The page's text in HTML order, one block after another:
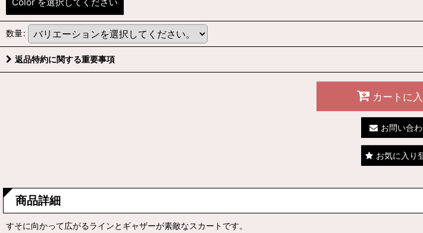
数量:
返品特約に関する重要事項
カートに
お問い合
お気に入り
商品詳細
すそに向かって広がるラインとギャザーが素敵なスカートです。